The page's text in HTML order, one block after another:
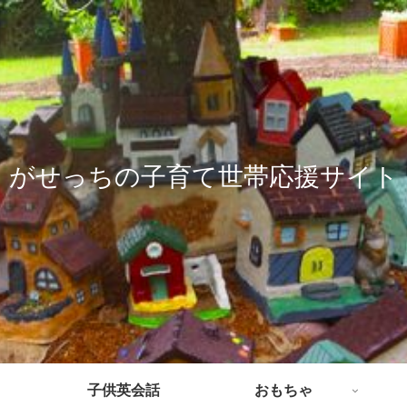
がせっちの子育て世帯応援サイト
子供英会話 おもちゃ